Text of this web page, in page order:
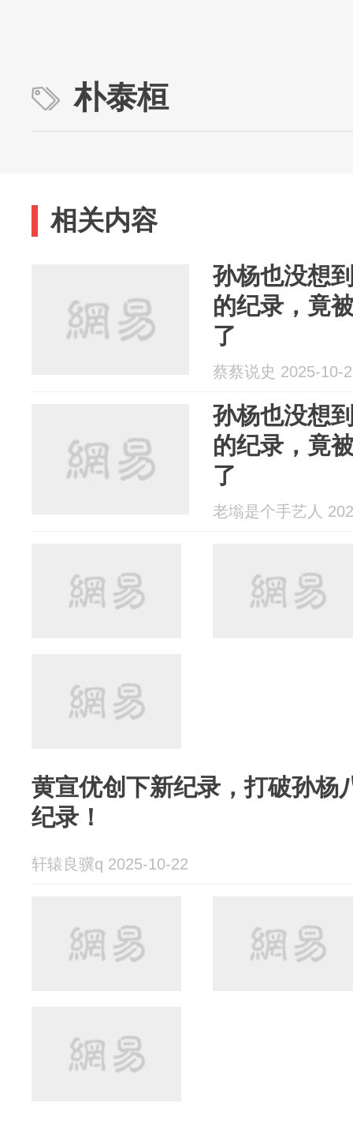
朴泰桓
相关内容
孙杨也没想
的纪录，竟
了
蔡蔡说史 2025-10-
孙杨也没想
的纪录，竟
了
老塕是个手艺人
黄宣优创下新纪录，打破孙杨
纪录！
轩辕良骥q 2025-10-22